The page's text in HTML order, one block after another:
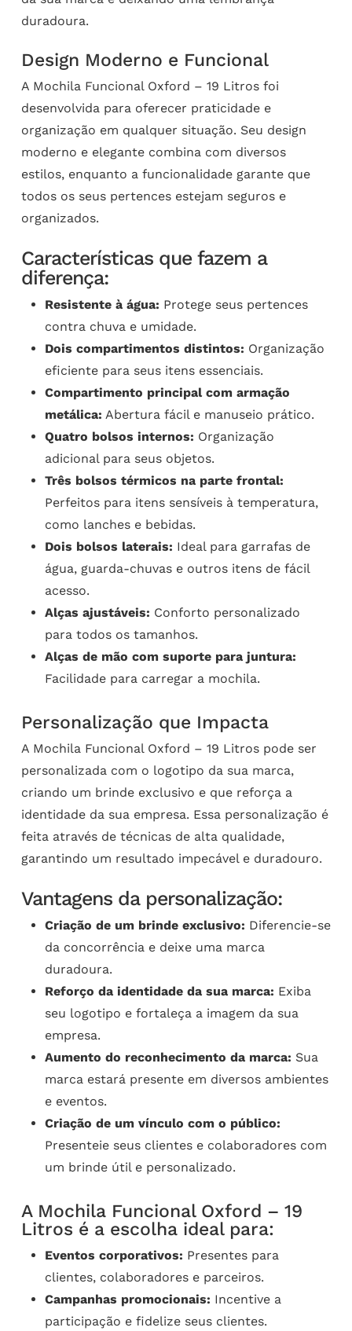
duradoura.
Design Moderno e Funcional
A Mochila Funcional Oxford – 19 Litros foi
desenvolvida para oferecer praticidade e
organização em qualquer situação. Seu design
moderno e elegante combina com diversos
estilos, enquanto a funcionalidade garante que
todos os seus pertences estejam seguros e
organizados.
Características que fazem a
diferença:
Resistente à água: Protege seus pertences
contra chuva e umidade.
Dois compartimentos distintos: Organização
eficiente para seus itens essenciais.
Compartimento principal com armação
metálica: Abertura fácil e manuseio prático.
Quatro bolsos internos: Organização
adicional para seus objetos.
Três bolsos térmicos na parte frontal:
Perfeitos para itens sensíveis à temperatura,
como lanches e bebidas.
Dois bolsos laterais: Ideal para garrafas de
água, guarda-chuvas e outros itens de fácil
acesso.
Alças ajustáveis: Conforto personalizado
para todos os tamanhos.
Alças de mão com suporte para juntura:
Facilidade para carregar a mochila.
Personalização que Impacta
A Mochila Funcional Oxford – 19 Litros pode ser
personalizada com o logotipo da sua marca,
criando um brinde exclusivo e que reforça a
identidade da sua empresa. Essa personalização é
feita através de técnicas de alta qualidade,
garantindo um resultado impecável e duradouro.
Vantagens da personalização:
Criação de um brinde exclusivo: Diferencie-se
da concorrência e deixe uma marca
duradoura.
Reforço da identidade da sua marca: Exiba
seu logotipo e fortaleça a imagem da sua
empresa.
Aumento do reconhecimento da marca: Sua
marca estará presente em diversos ambientes
e eventos.
Criação de um vínculo com o público:
Presenteie seus clientes e colaboradores com
um brinde útil e personalizado.
A Mochila Funcional Oxford – 19
Litros é a escolha ideal para:
Eventos corporativos: Presentes para
clientes, colaboradores e parceiros.
Campanhas promocionais: Incentive a
participação e fidelize seus clientes.